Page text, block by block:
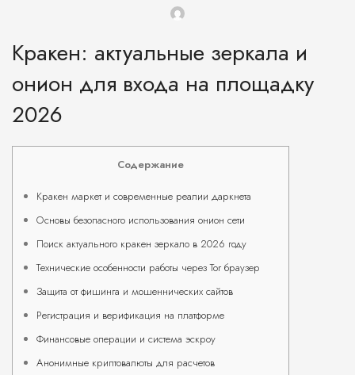
Кракен: актуальные зеркала и
онион для входа на площадку
2026
Содержание
Кракен маркет и современные реалии даркнета
Основы безопасного использования онион сети
Поиск актуального кракен зеркало в 2026 году
Технические особенности работы через Tor браузер
Защита от фишинга и мошеннических сайтов
Регистрация и верификация на платформе
Финансовые операции и система эскроу
Анонимные криптовалюты для расчетов